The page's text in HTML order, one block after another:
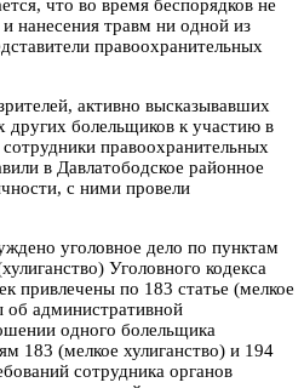
что во время беспорядков не
нанесения травм ни одной из
правоохранительных
активно высказывавших
других болельщиков к участию в
правоохранительных
в Давлатободское районное
с ними провели
уголовное дело по пунктам
Уголовного кодекса
привлечены по 183 статье (мелкое
об административной
одного болельщика
183 (мелкое хулиганство) и 194
сотрудника органов